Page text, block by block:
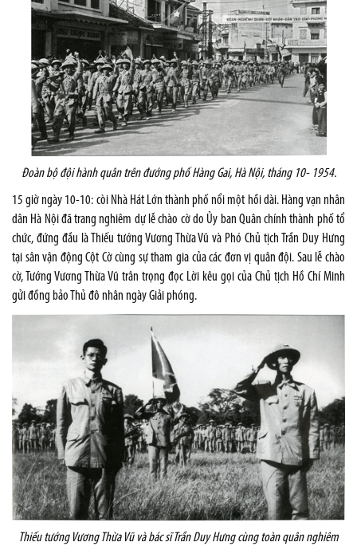
Đoàn bộ đội hành quân trên đướng phố Hàng Gai, Hà Nội, tháng 10- 1954.
15 giờ ngày 10-10: còi Nhà Hát Lớn thành phố nổi một hồi dài. Hàng vạn nhân
dân Hà Nội đã trang nghiêm dự lễ chào cờ do Ủy ban Quân chính thành phố tổ
chức, đứng đầu là Thiếu tướng Vương Thừa Vũ và Phó Chủ tịch Trần Duy Hưng
tại sân vận động Cột Cờ cùng sự tham gia của các đơn vị quân đội. Sau lễ chào
cờ, Tướng Vương Thừa Vũ trân trọng đọc Lời kêu gọi của Chủ tịch Hồ Chí Minh
gửi đồng bảo Thủ đô nhân ngày Giải phóng.
Thiếu tướng Vương Thừa Vũ và bác sĩ Trần Duy Hưng cùng toàn quân nghiêm